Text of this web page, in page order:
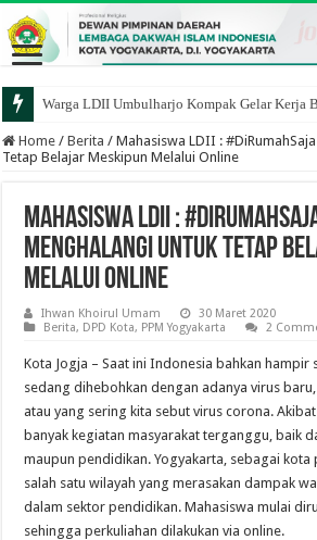
Warga LDII Umbulharjo Kompak Gelar
Home / Berita / Mahasiswa LDII :
Tetap Belajar Meskipun Melalui Online
Mahasiswa LDII :
Menghalangi untuk Tetap
Melalui Online
Ihwan Khoirul Umam
30 Maret 2020
Berita, DPD Kota, PPM Yogyakarta 2
Kota Jogja – Saat ini Indonesia bahkan hampir
sedang dihebohkan dengan adanya virus
atau yang sering kita sebut virus corona.
banyak kegiatan masyarakat terganggu, baik
maupun pendidikan. Yogyakarta, sebagai kota
salah satu wilayah yang merasakan dampak
dalam sektor pendidikan. Mahasiswa mulai
sehingga perkuliahan dilakukan via online.